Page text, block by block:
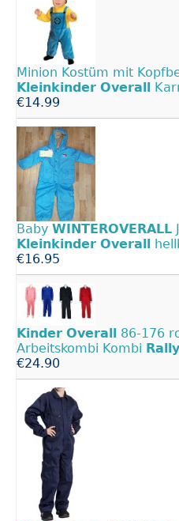
Minion Kostüm mit
Kleinkinder Overall
€14.99
Baby WINTEROVERALL
Kleinkinder Overall
€16.95
Kinder Overall 86-176
Arbeitskombi Kombi
€24.90